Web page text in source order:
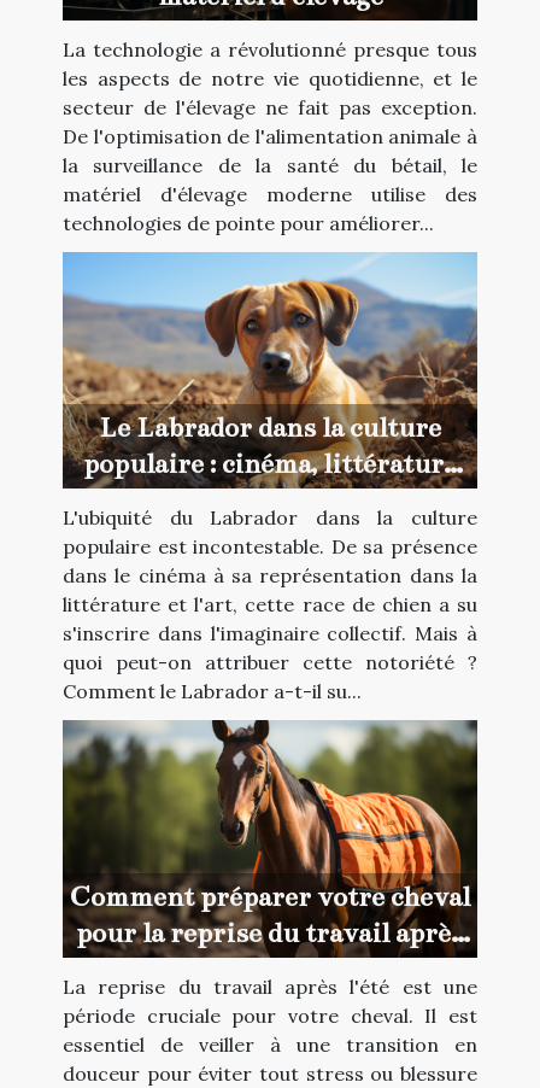
La technologie a révolutionné presque tous
les aspects de notre vie quotidienne, et le
secteur de l'élevage ne fait pas exception.
De l'optimisation de l'alimentation animale à
la surveillance de la santé du bétail, le
matériel d'élevage moderne utilise des
technologies de pointe pour améliorer...
Le Labrador dans la culture
populaire : cinéma, littérature
L'ubiquité du Labrador dans la culture
populaire est incontestable. De sa présence
dans le cinéma à sa représentation dans la
littérature et l'art, cette race de chien a su
s'inscrire dans l'imaginaire collectif. Mais à
quoi peut-on attribuer cette notoriété ?
Comment le Labrador a-t-il su...
Comment préparer votre cheval
pour la reprise du travail après
l'été
La reprise du travail après l'été est une
période cruciale pour votre cheval. Il est
essentiel de veiller à une transition en
douceur pour éviter tout stress ou blessure